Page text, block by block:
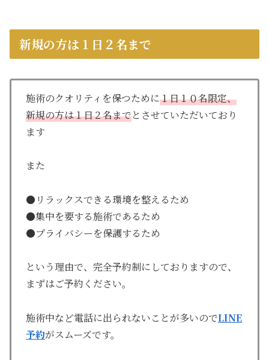
新規の方は１日２名まで
施術のクオリティを保つために１日１０名限定、
新規の方は１日２名までとさせていただいており
ます
また
●リラックスできる環境を整えるため
●集中を要する施術であるため
●プライバシーを保護するため
という理由で、完全予約制にしておりますので、
まずはご予約ください。
施術中など電話に出られないことが多いのでLINE
予約がスムーズです。